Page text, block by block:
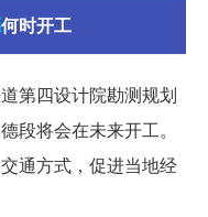
何时开工
第四设计院勘测规划
段将会在未来开工。
通方式，促进当地经